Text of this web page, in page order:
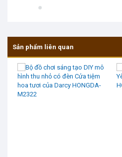
Sản phẩm liên quan